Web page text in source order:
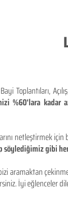
Toplantıları,
%60'lara kadar
netleştirmek için
söylediğimiz gibi
aramaktan
İyi eğlenceler